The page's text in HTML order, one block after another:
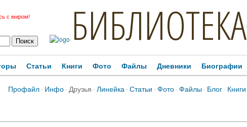
с миром! БИБЛИОТЕКА
Статьи Книги Фото Файлы Дневники Биографии
Профайл· Инфо· Друзья ·Линейка ·Статьи ·Фото·Файлы· Блог· Книги